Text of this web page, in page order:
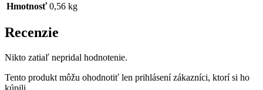
Hmotnosť 0,56 kg
Recenzie
Nikto zatiaľ nepridal hodnotenie.
Tento produkt môžu ohodnotiť len prihlásení zákazníci, ktorí si ho